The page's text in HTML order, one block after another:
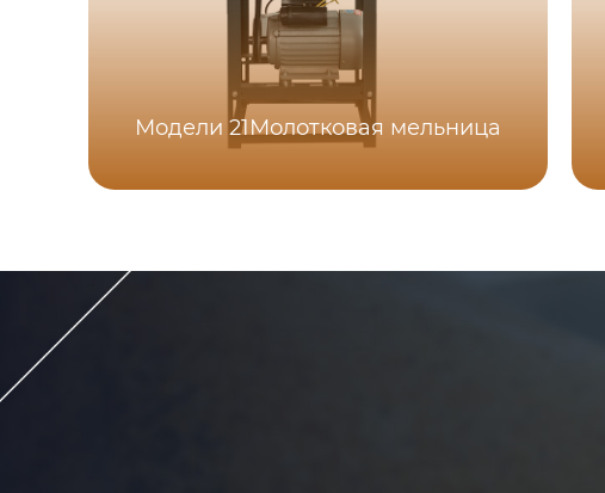
Модели 21Молотковая мельница